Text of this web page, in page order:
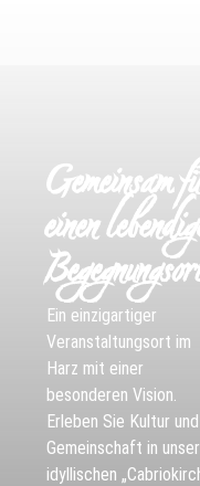
Gemeinsam
einen
Ein einzigartiger
Veranstaltungsort im
Harz mit einer
besonderen Vision.
Erleben Sie Kultur und
Gemeinschaft in
idyllischen